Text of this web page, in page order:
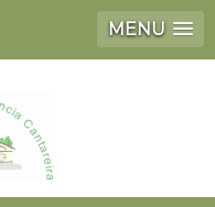
MENU